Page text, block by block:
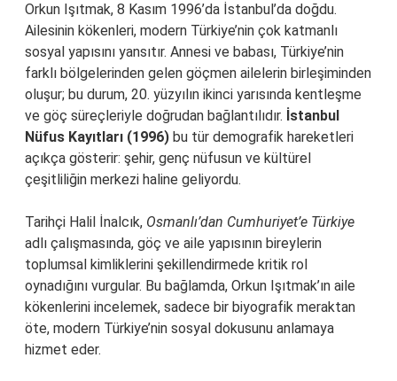
Orkun Işıtmak, 8 Kasım 1996’da İstanbul’da doğdu.
Ailesinin kökenleri, modern Türkiye’nin çok katmanlı
sosyal yapısını yansıtır. Annesi ve babası, Türkiye’nin
farklı bölgelerinden gelen göçmen ailelerin birleşiminden
oluşur; bu durum, 20. yüzyılın ikinci yarısında kentleşme
ve göç süreçleriyle doğrudan bağlantılıdır. İstanbul
Nüfus Kayıtları (1996) bu tür demografik hareketleri
açıkça gösterir: şehir, genç nüfusun ve kültürel
çeşitliliğin merkezi haline geliyordu.
Tarihçi Halil İnalcık, Osmanlı’dan Cumhuriyet’e Türkiye
adlı çalışmasında, göç ve aile yapısının bireylerin
toplumsal kimliklerini şekillendirmede kritik rol
oynadığını vurgular. Bu bağlamda, Orkun Işıtmak’ın aile
kökenlerini incelemek, sadece bir biyografik meraktan
öte, modern Türkiye’nin sosyal dokusunu anlamaya
hizmet eder.